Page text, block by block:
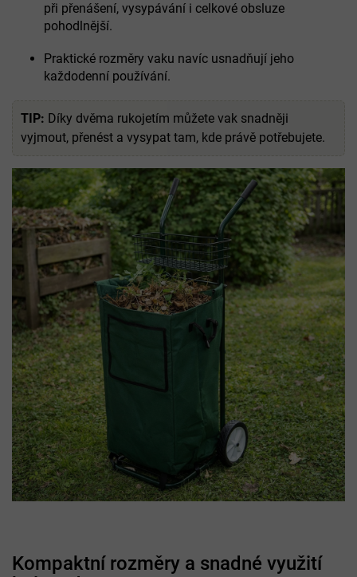
při přenášení, vysypávání i celkové obsluze
pohodlnější.
Praktické rozměry vaku navíc usnadňují jeho
každodenní používání.
TIP: Díky dvěma rukojetím můžete vak snadněji
vyjmout, přenést a vysypat tam, kde právě potřebujete.
Kompaktní rozměry a snadné využití